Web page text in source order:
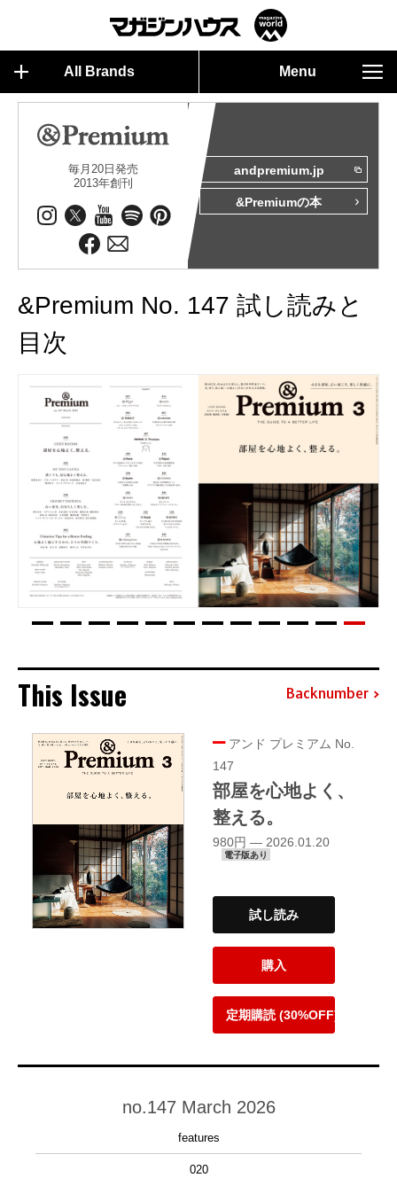
All Brands Menu
毎月20日発売
2013年創刊
andpremium.jp
&Premiumの本
&Premium No. 147 試し読みと
目次
This Issue Backnumber
アンド プレミアム No.
147
部屋を心地よく、
整える。
980円 — 2026.01.20
電子版あり
試し読み
購入
定期購読 (30%OFF)
no.147 March 2026
features
020